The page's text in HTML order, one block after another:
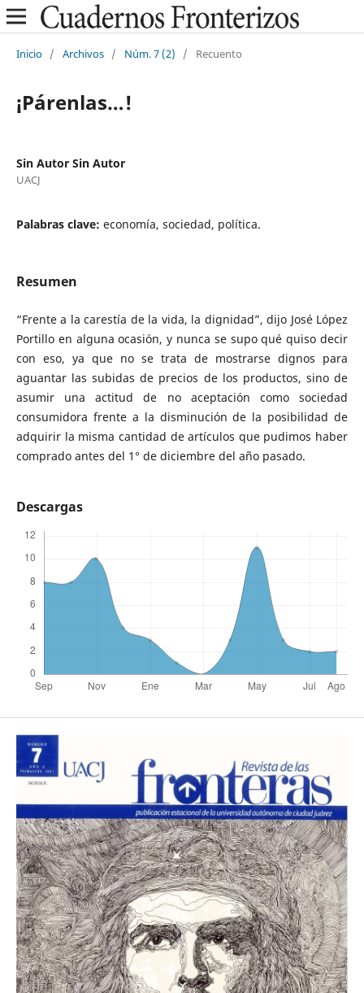
Inicio / Archivos / Núm. 7 (2) / Recuento
¡Párenlas…!
Sin Autor Sin Autor
UACJ
Palabras clave: economía, sociedad, política.
Resumen
“Frente a la carestía de la vida, la dignidad”, dijo José López
Portillo en alguna ocasión, y nunca se supo qué quiso decir
con eso, ya que no se trata de mostrarse dignos para
aguantar las subidas de precios de los productos, sino de
asumir una actitud de no aceptación como sociedad
consumidora frente a la disminución de la posibilidad de
adquirir la misma cantidad de artículos que pudimos haber
comprado antes del 1° de diciembre del año pasado.
Descargas